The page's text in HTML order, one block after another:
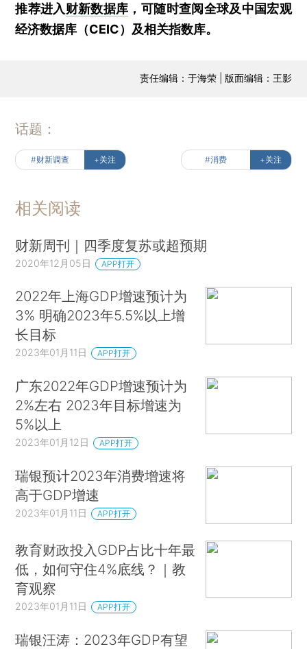
推荐进入财新数据库 ，可随时查阅全球及中国宏观
经济数据库（CEIC）及相关指数库。
责任编辑：于海荣 | 版面编辑：王影
话题：
#财新调查 +关注 #消费 +关注
相关阅读
财新周刊｜四季度复苏或超预期
2020年12月05日 APP打开
2022年上海GDP增速预计为
3% 明确2023年5.5%以上增
长目标
2023年01月11日 APP打开
广东2022年GDP增速预计为
2%左右 2023年目标增速为
5%以上
2023年01月12日 APP打开
瑞银预计2023年消费增速将
高于GDP增速
2023年01月11日 APP打开
教育财政投入GDP占比十年最
低，如何守住4%底线？｜教
育观察
2023年01月11日 APP打开
瑞银汪涛：2023年GDP有望